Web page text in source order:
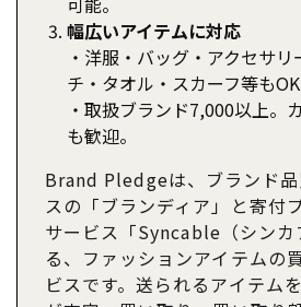
幅広いアイテムに対応
・洋服・バッグ・アクセサ
チ・タオル・スカーフ等もOK
・取扱ブランド7,000以上。
も歓迎。
Brand Pledgeは、ブランド
スの「ブランディア」と寄付
サービス「Syncable（シンカ
る、ファッションアイテムの
ビスです。送られるアイテム